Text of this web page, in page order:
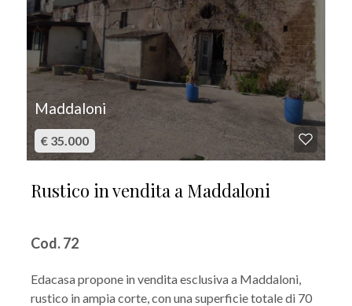
Maddaloni
€ 35.000
Rustico in vendita a Maddaloni
Cod. 72
Edacasa propone in vendita esclusiva a Maddaloni,
rustico in ampia corte, con una superficie totale di 70